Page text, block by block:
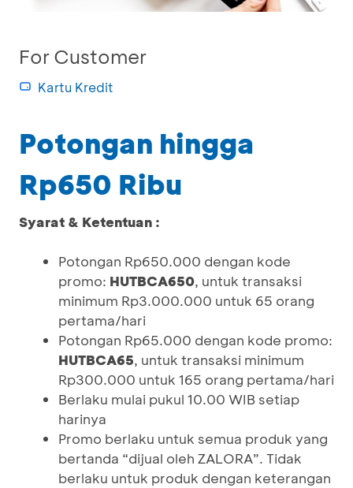
For Customer
Kartu Kredit
Potongan hingga
Rp650 Ribu
Syarat & Ketentuan :
Potongan Rp650.000 dengan kode
promo: HUTBCA650, untuk transaksi
minimum Rp3.000.000 untuk 65 orang
pertama/hari
Potongan Rp65.000 dengan kode promo:
HUTBCA65, untuk transaksi minimum
Rp300.000 untuk 165 orang pertama/hari
Berlaku mulai pukul 10.00 WIB setiap
harinya
Promo berlaku untuk semua produk yang
bertanda “dijual oleh ZALORA”. Tidak
berlaku untuk produk dengan keterangan